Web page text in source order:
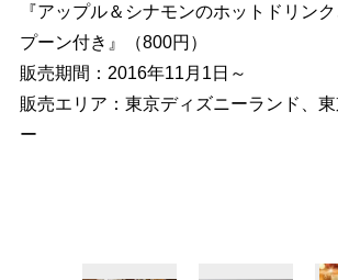
『アップル＆シナモンのホットドリン
プーン付き』（800円）
販売期間：2016年11月1日～
販売エリア：東京ディズニーランド、
ー